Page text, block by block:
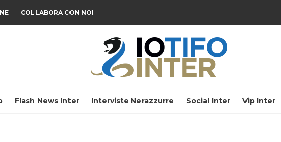
COLLABORA CON NOI
Flash News Inter Interviste Nerazzurre Social Inter Vip Inter